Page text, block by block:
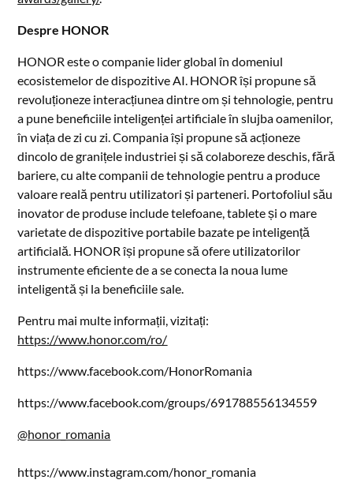
Despre HONOR
HONOR este o companie lider global în domeniul
ecosistemelor de dispozitive AI. HONOR își propune să
revoluționeze interacțiunea dintre om și tehnologie, pentru
a pune beneficiile inteligenței artificiale în slujba oamenilor,
în viața de zi cu zi. Compania își propune să acționeze
dincolo de granițele industriei și să colaboreze deschis, fără
bariere, cu alte companii de tehnologie pentru a produce
valoare reală pentru utilizatori și parteneri. Portofoliul său
inovator de produse include telefoane, tablete și o mare
varietate de dispozitive portabile bazate pe inteligență
artificială. HONOR își propune să ofere utilizatorilor
instrumente eficiente de a se conecta la noua lume
inteligentă și la beneficiile sale.
Pentru mai multe informații, vizitați:
https://www.honor.com/ro/
https://www.facebook.com/HonorRomania
https://www.facebook.com/groups/691788556134559
@honor_romania
https://www.instagram.com/honor_romania